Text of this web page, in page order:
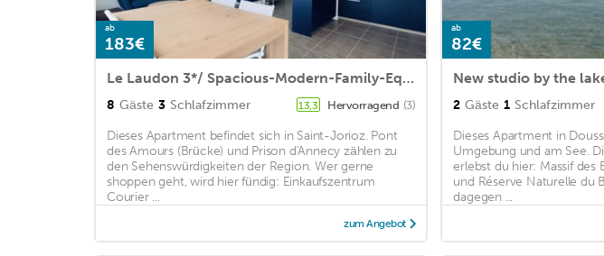
ab
183€
Le Laudon 3*/ Spacious-Modern-Family-Equipped
8 Gäste 3 Schlafzimmer 13,3 Hervorragend (3)
Dieses Apartment befindet sich in Saint-Jorioz. Pont
des Amours (Brücke) und Prison d'Annecy zählen zu
den Sehenswürdigkeiten der Region. Wer gerne
shoppen geht, wird hier fündig: Einkaufszentrum
Courier ...
zum Angebot
ab
82€
New studio by the
2 Gäste 1 Schlafzimmer
Dieses Apartment in
Umgebung und am See.
erlebst du hier: Massif des
und Réserve Naturelle du
dagegen ...